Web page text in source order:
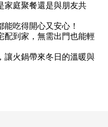
家庭聚餐還是與朋友共
吃得開心又安心！
配到家，無需出門也能輕
讓火鍋帶來冬日的溫暖與